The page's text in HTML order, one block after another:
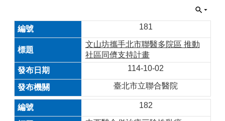
181
文山坊攜手北市聯醫多院區 推動
社區同儕支持計畫
114-10-02
臺北市立聯合醫院
182